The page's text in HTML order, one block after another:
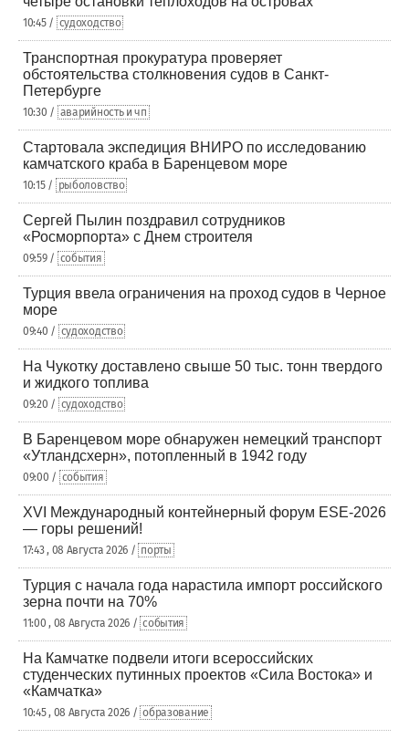
10:45 / судоходство
Транспортная прокуратура проверяет
обстоятельства столкновения судов в Санкт-
Петербурге
10:30 / аварийность и чп
Стартовала экспедиция ВНИРО по исследованию
камчатского краба в Баренцевом море
10:15 / рыболовство
Сергей Пылин поздравил сотрудников
«Росморпорта» с Днем строителя
09:59 / события
Турция ввела ограничения на проход судов в Черное
море
09:40 / судоходство
На Чукотку доставлено свыше 50 тыс. тонн твердого
и жидкого топлива
09:20 / судоходство
В Баренцевом море обнаружен немецкий транспорт
«Утландсхерн», потопленный в 1942 году
09:00 / события
XVI Международный контейнерный форум ESE-2026
— горы решений!
17:43 , 08 Августа 2026 / порты
Турция с начала года нарастила импорт российского
зерна почти на 70%
11:00 , 08 Августа 2026 / события
На Камчатке подвели итоги всероссийских
студенческих путинных проектов «Сила Востока» и
«Камчатка»
10:45 , 08 Августа 2026 / образование